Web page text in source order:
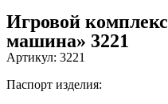
Игровой
машина» 3221
Артикул: 3221
Паспорт изделия: